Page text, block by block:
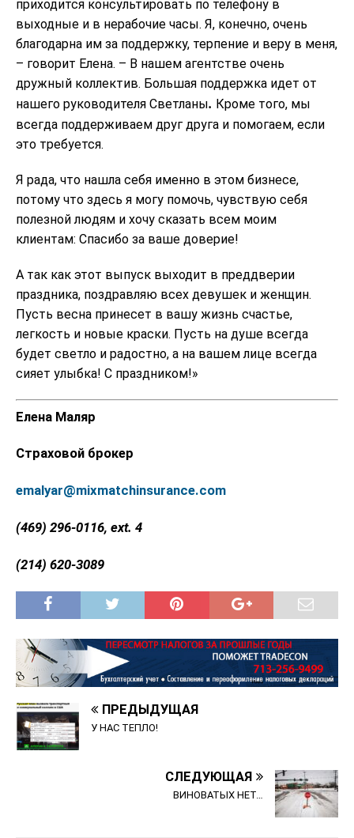
приходится консультировать по телефону в
выходные и в нерабочие часы. Я, конечно, очень
благодарна им за поддержку, терпение и веру в меня,
– говорит Елена. – В нашем агентстве очень
дружный коллектив. Большая поддержка идет от
нашего руководителя Светланы. Кроме того, мы
всегда поддерживаем друг друга и помогаем, если
это требуется.
Я рада, что нашла себя именно в этом бизнесе,
потому что здесь я могу помочь, чувствую себя
полезной людям и хочу сказать всем моим
клиентам: Спасибо за ваше доверие!
А так как этот выпуск выходит в преддверии
праздника, поздравляю всех девушек и женщин.
Пусть весна принесет в вашу жизнь счастье,
легкость и новые краски. Пусть на душе всегда
будет светло и радостно, а на вашем лице всегда
сияет улыбка! С праздником!»
Елена Маляр
Страховой брокер
emalyar@mixmatchinsurance.com
(469) 296-0116, ext. 4
(214) 620-3089
ПРЕДЫДУЩАЯ
У НАС ТЕПЛО!
СЛЕДУЮЩАЯ
ВИНОВАТЫХ НЕТ…